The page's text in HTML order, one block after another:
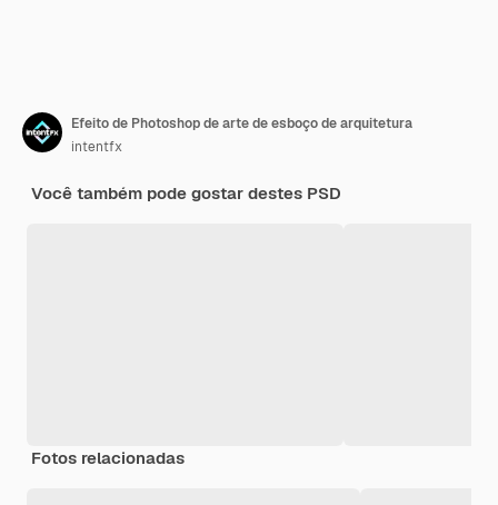
Efeito de Photoshop de arte de esboço de arquitetura
intentfx
Você também pode gostar destes PSD
Fotos relacionadas